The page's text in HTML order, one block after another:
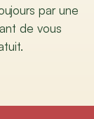
par une
de vous